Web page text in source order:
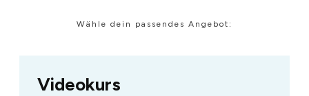
Wähle dein passendes Angebot:
Videokurs